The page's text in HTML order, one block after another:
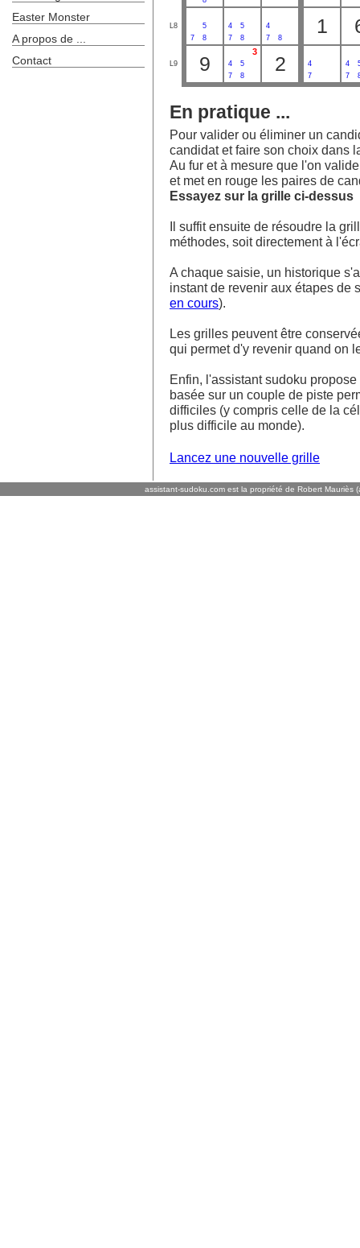
L8
5
7
8
4
5
7
8
4
7
8
1
L9 9
3
4
5
7
8
2
4
7
4
7
En pratique ...
Pour valider ou éliminer un
candidat et faire son choix dans
Au fur et à mesure que l'on
et met en rouge les paires de
Essayez sur la grille ci-dessus
Il suffit ensuite de résoudre la
méthodes, soit directement à
A chaque saisie, un historique
instant de revenir aux étapes de
en cours).
Les grilles peuvent être
qui permet d'y revenir quand on
Enfin, l'assistant sudoku
basée sur un couple de piste
difficiles (y compris celle de la
plus difficile au monde).
Lancez une nouvelle grille
Easter Monster
A propos de ...
Contact
assistant-sudoku.com est la propriété de Robert Mauriès